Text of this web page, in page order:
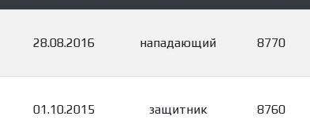
28.08.2016 нападающий 8770
01.10.2015 защитник 8760